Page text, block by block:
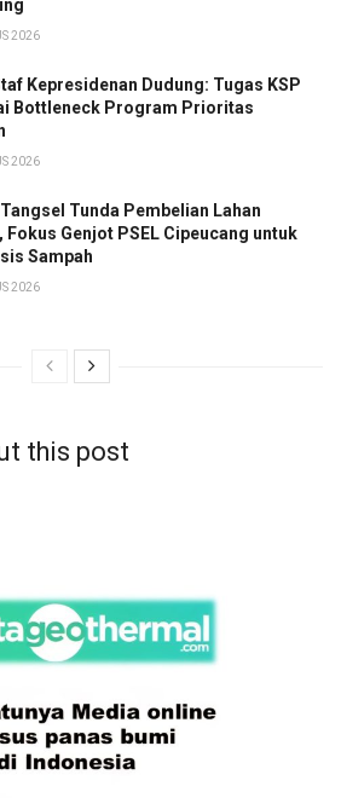
2026
Kepresidenan Dudung: Tugas KSP
Bottleneck Program Prioritas
2026
Tunda Pembelian Lahan
Fokus Genjot PSEL Cipeucang untuk
Sampah
2026
this post